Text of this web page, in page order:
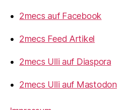
2mecs auf Facebook
2mecs Feed Artikel
2mecs Ulli auf Diaspora
2mecs Ulli auf Mastodon